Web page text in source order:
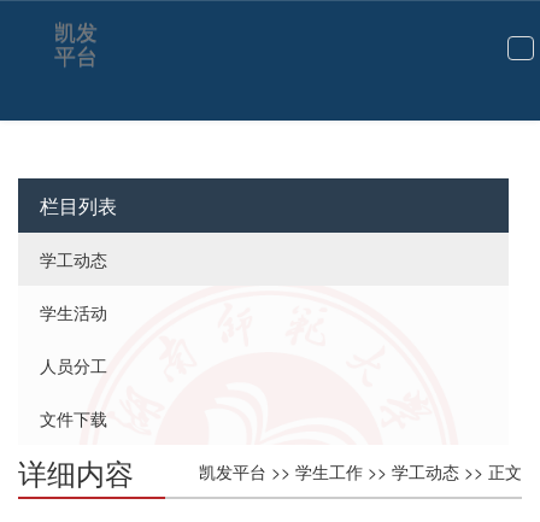
切
航
凯发
平台
栏目列表
学工动态
学生活动
人员分工
文件下载
凯发平台 >> 学生工作 >> 学工动态 >> 正文
详细内容